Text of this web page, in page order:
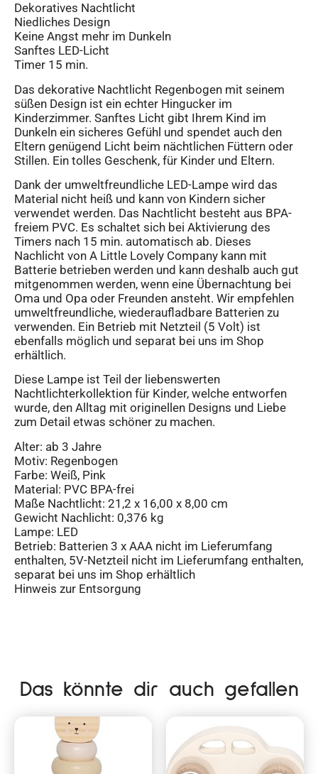
Dekoratives Nachtlicht
Niedliches Design
Keine Angst mehr im Dunkeln
Sanftes LED-Licht
Timer 15 min.
Das dekorative Nachtlicht Regenbogen mit seinem
süßen Design ist ein echter Hingucker im
Kinderzimmer. Sanftes Licht gibt Ihrem Kind im
Dunkeln ein sicheres Gefühl und spendet auch den
Eltern genügend Licht beim nächtlichen Füttern oder
Stillen. Ein tolles Geschenk, für Kinder und Eltern.
Dank der umweltfreundliche LED-Lampe wird das
Material nicht heiß und kann von Kindern sicher
verwendet werden. Das Nachtlicht besteht aus BPA-
freiem PVC. Es schaltet sich bei Aktivierung des
Timers nach 15 min. automatisch ab. Dieses
Nachlicht von A Little Lovely Company kann mit
Batterie betrieben werden und kann deshalb auch gut
mitgenommen werden, wenn eine Übernachtung bei
Oma und Opa oder Freunden ansteht. Wir empfehlen
umweltfreundliche, wiederaufladbare Batterien zu
verwenden. Ein Betrieb mit Netzteil (5 Volt) ist
ebenfalls möglich und separat bei uns im Shop
erhältlich.
Diese Lampe ist Teil der liebenswerten
Nachtlichterkollektion für Kinder, welche entworfen
wurde, den Alltag mit originellen Designs und Liebe
zum Detail etwas schöner zu machen.
Alter: ab 3 Jahre
Motiv: Regenbogen
Farbe: Weiß, Pink
Material: PVC BPA-frei
Maße Nachtlicht: 21,2 x 16,00 x 8,00 cm
Gewicht Nachlicht: 0,376 kg
Lampe: LED
Betrieb: Batterien 3 x AAA nicht im Lieferumfang
enthalten, 5V-Netzteil nicht im Lieferumfang enthalten,
separat bei uns im Shop erhältlich
Hinweis zur Entsorgung
Das könnte dir auch gefallen